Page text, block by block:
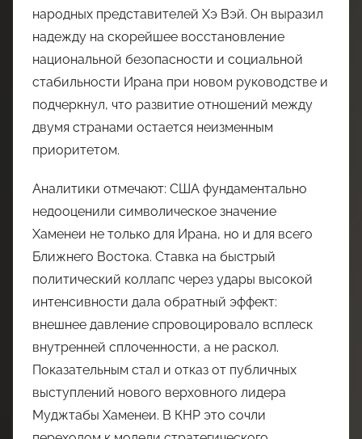
народных представителей Хэ Вэй. Он выразил
надежду на скорейшее восстановление
национальной безопасности и социальной
стабильности Ирана при новом руководстве и
подчеркнул, что развитие отношений между
двумя странами остается неизменным
приоритетом.
Аналитики отмечают: США фундаментально
недооценили символическое значение
Хаменеи не только для Ирана, но и для всего
Ближнего Востока. Ставка на быстрый
политический коллапс через удары высокой
интенсивности дала обратный эффект:
внешнее давление спровоцировало всплеск
внутренней сплоченности, а не раскол.
Показательным стал и отказ от публичных
выступлений нового верховного лидера
Муджтабы Хаменеи. В КНР это сочли